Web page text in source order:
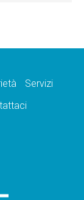
Servizi